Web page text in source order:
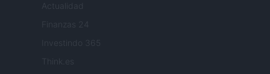
Actualidad
Finanzas 24
Investindo 365
Think.es